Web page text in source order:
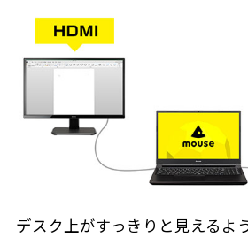
デスク上がすっきりと見えるよ